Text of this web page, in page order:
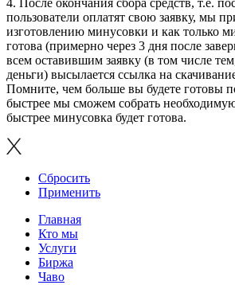
пользователи оплатят свою заявку, мы
изготовлению минусовки и как только
готова (примерно через 3 дня после
всем оставившим заявку (в том числе
деньги) высылается ссылка на
Помните, чем больше вы будете готовы
быстрее мы сможем собрать
быстрее минусовка будет готова.
Сбросить
Применить
Главная
Кто мы
Услуги
Биржа
Чаво